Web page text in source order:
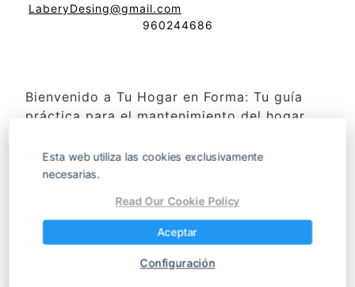
LaberyDesing@gmail.com
960244686
Bienvenido a Tu Hogar en Forma: Tu guía
práctica para el mantenimiento del hogar.
a paso para electricidad, fontanería,
calefacción, refrigeración, carpintería, y
incluyendo piscina y jardín, te ayudamos a
resolver problemas y mantener tu hogar en
perfecto estado.
Esta web utiliza las cookies exclusivamente
necesarias.
Read Our Cookie Policy
Aceptar
Configuración